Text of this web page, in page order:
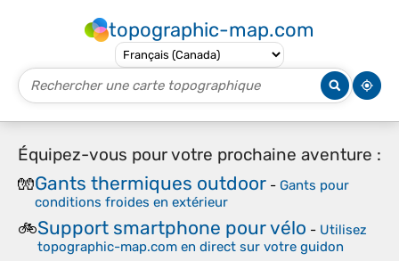
topographic-map.com
Équipez-vous pour votre prochaine aventure :
🧤Gants thermiques outdoor - Gants pour
conditions froides en extérieur
🚲Support smartphone pour vélo - Utilisez
topographic-map.com en direct sur votre guidon